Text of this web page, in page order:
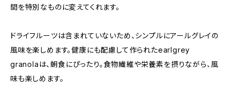
間を特別なものに変えてくれます。
ドライフルーツは含まれていないため、シンプルにアールグレイの
風味を楽しめます。健康にも配慮して作られたearlgrey
granolaは、朝食にぴったり。食物繊維や栄養素を摂りながら、風
味も楽しめます。